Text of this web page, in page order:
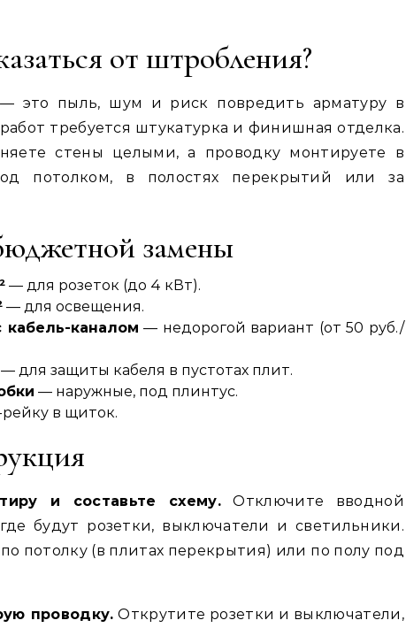
от штробления?
это пыль, шум и риск повредить арматуру в
требуется штукатурка и финишная отделка.
стены целыми, а проводку монтируете в
потолком, в полостях перекрытий или за
замены
— для розеток (до 4 кВт).
— для освещения.
каналом — недорогой вариант (от 50 руб./
— для защиты кабеля в пустотах плит.
— наружные, под плинтус.
в щиток.
и составьте схему. Отключите вводной
будут розетки, выключатели и светильники.
потолку (в плитах перекрытия) или по полу под
проводку. Открутите розетки и выключатели,